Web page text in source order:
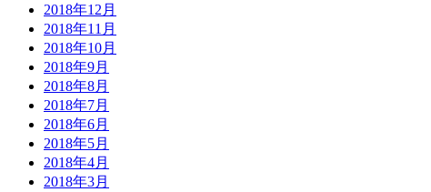
2018年12月
2018年11月
2018年10月
2018年9月
2018年8月
2018年7月
2018年6月
2018年5月
2018年4月
2018年3月